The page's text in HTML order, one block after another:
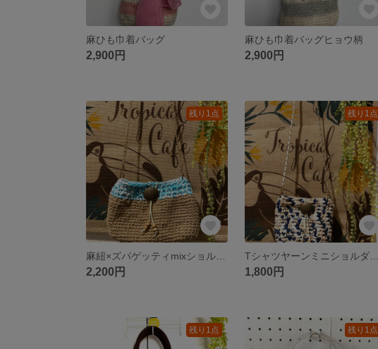
麻ひも巾着バッグ
2,900円
麻ひも巾着バッグヒョウ柄
2,900円
残り1点
2,200円
残り1点
Tシャツヤーンミニショルダーバッグ
1,800円
残り1点 残り1点